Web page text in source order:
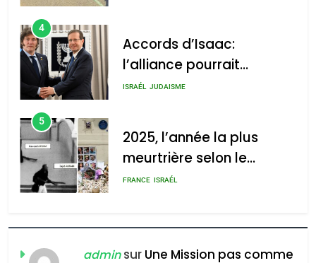
2025, l’année la plus
meurtrière selon le rapport
l’antisémitisme
admin 0
4
Accords d’Isaac:
l’alliance pourrait
s’étendre à 13 pays
ISRAÉL JUDAISME
5
2025, l’année la plus
meurtrière selon le
rapport d’ADL contre
FRANCE ISRAÉL
FIÈRE, DIGNE ET RÉSILIENTE :
POURQUOI JE REVENDIQUE
adminsur Une Mission pas comme